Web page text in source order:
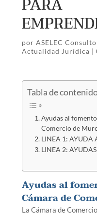
PARA
por ASELEC
Actualidad Jurídica |
Tabla de
Ayudas al
Comercio de
LINEA 1: AYUDA
LINEA 2:
Ayudas al
Cámara de
La Cámara de